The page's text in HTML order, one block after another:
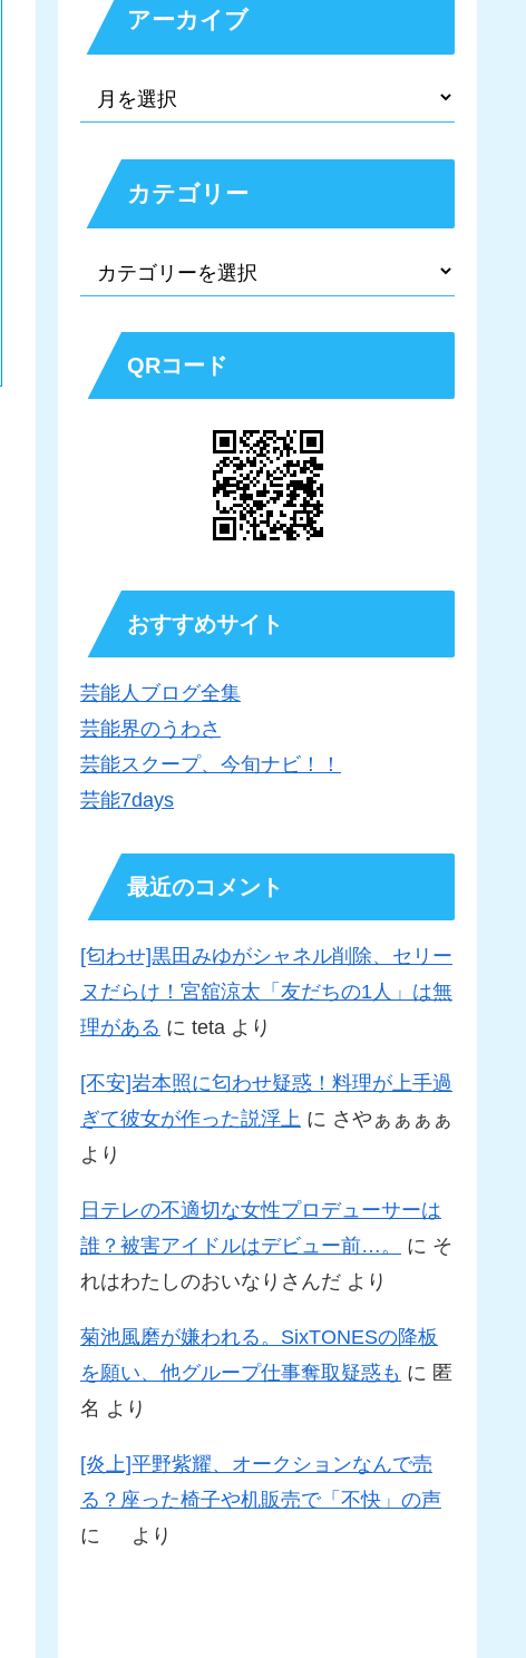
アーカイブ
カテゴリー
QRコード
おすすめサイト
芸能人ブログ全集
芸能界のうわさ
芸能スクープ、今旬ナビ！！
芸能7days
最近のコメント
[匂わせ]黒田みゆがシャネル削除、セリー
ヌだらけ！宮舘涼太「友だちの1人」は無
理がある に teta より
[不安]岩本照に匂わせ疑惑！料理が上手過
ぎて彼女が作った説浮上 に さやぁぁぁぁ
より
日テレの不適切な女性プロデューサーは
誰？被害アイドルはデビュー前…。
に そ
れはわたしのおいなりさんだ より
菊池風磨が嫌われる。SixTONESの降板
を願い、他グループ仕事奪取疑惑も に 匿
名 より
[炎上]平野紫耀、オークションなんで売
る？座った椅子や机販売で「不快」の声
に
より